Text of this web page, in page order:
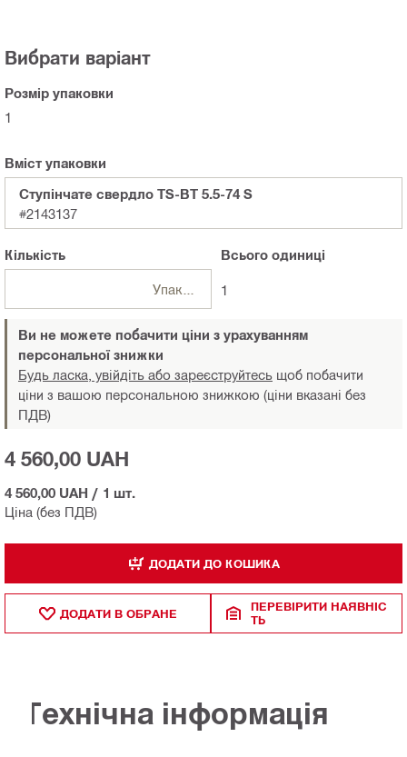
Вибрати варіант
Розмір упаковки
1
Вміст упаковки
Ступінчате свердло TS-BT 5.5-74 S
#2143137
Кількість
Упаковки
Всьогоодиниці
1
Ви не можете побачити ціни з урахуванням
персональної знижки
Будь ласка, увійдіть або зареєструйтесь щоб побачити
ціни з вашою персональною знижкою (ціни вказані без
ПДВ)
Ціна (без ПДВ)
4 560,00 UAH
4 560,00 UAH / 1 шт.
ДОДАТИ ДО КОШИКА
ДОДАТИ В ОБРАНЕ
ПЕРЕВІРИТИ НАЯВНІС
ТЬ
Технічна інформація